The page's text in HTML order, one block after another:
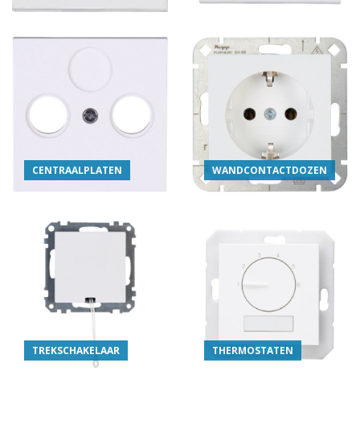
CENTRAALPLATEN WANDCONTACTDOZEN
TREKSCHAKELAAR THERMOSTATEN